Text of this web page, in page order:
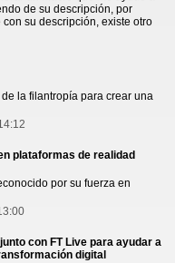
de su descripción, por
su descripción, existe otro
la filantropía para crear una
plataformas de realidad
por su fuerza en
con FT Live para ayudar a
digital